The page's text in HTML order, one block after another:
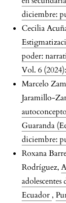
diciembre:
Cecilia
poder:
Vol. 6
Marcelo
Jaramillo-
Guaranda
diciembre:
Roxana
Rodríguez,
Ecuador ,